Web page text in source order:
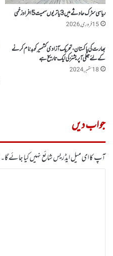
ریاسی سڑک حادثے میں 3 یاتریوں سمیت 5افراد زخمی
15 فروری, 2026
بھارت کی پاکستان، تحریک آزادی کشمیر کو بدنام کرنے
کے لئے جعلی آپریشنزکی ایک تاریخ ہے
18 ستمبر, 2024
جواب دیں
آپ کا ای میل ایڈریس شائع نہیں کیا جائے گا۔